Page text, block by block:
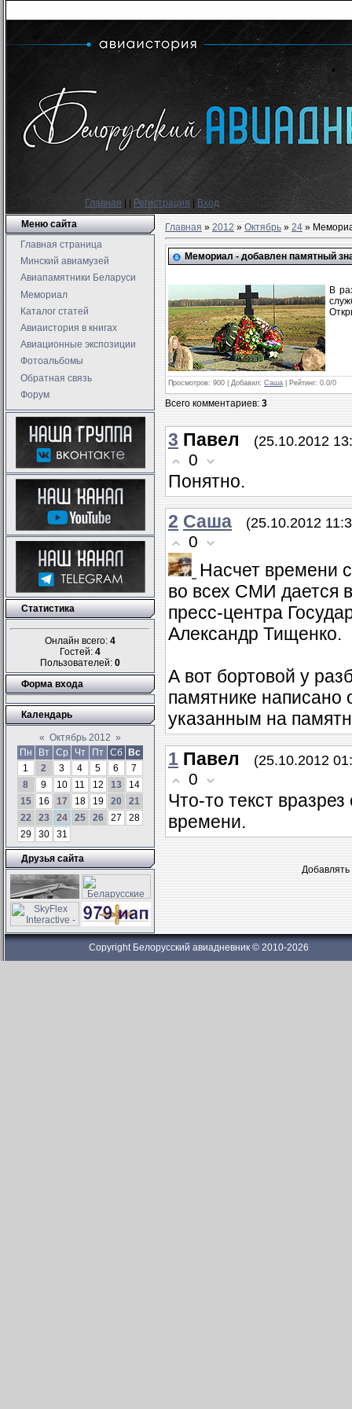
Главная Регистрация
Вход
Меню сайта
Главная страница
Минский авиамузей
Авиапамятники Беларуси
Мемориал
Каталог статей
Авиаистория в книгах
Авиационные экспозиции
Фотоальбомы
Обратная связь
Форум
Статистика
Онлайн всего: 4
Гостей: 4
Пользователей: 0
Форма входа
Календарь
« Октябрь 2012 »
Пн
Вт Ср Чт Пт Сб
Вс
1
2 3 4 5 6
7
8
9 10 11 12 13
14
15
16 17 18 19 20
21
22
23 24 25 26 27
28
29
30 31
Друзья сайта
Главная»2012 » Октябрь » 24»
Мемориал - добавлен памятный
В
Просмотров: 900 | Добавил: Саша Рейтинг: 0.0/0
Всего комментариев:3
3 Павел (25.10.2012
0
Понятно.
2 Саша (25.10.2012
0
Насчет времени
во всех СМИ дается
пресс-центра
Александр Тищенко.
А вот бортовой у
памятнике
указанным на
1 Павел (25.10.2012
0
Что-то текст
времени.
Добавлять
Copyright Белорусский авиадневник © 2010-2026